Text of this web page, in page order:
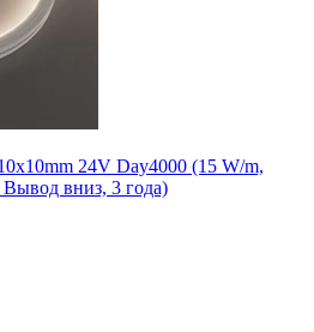
24V Day4000 (15 W/m,
вниз, 3 года)